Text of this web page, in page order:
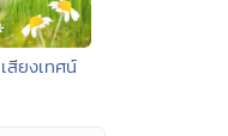
สียงเทศน์